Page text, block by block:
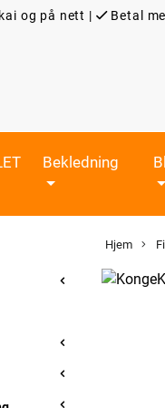
og på nett | Betal
Bekledning
Hjem